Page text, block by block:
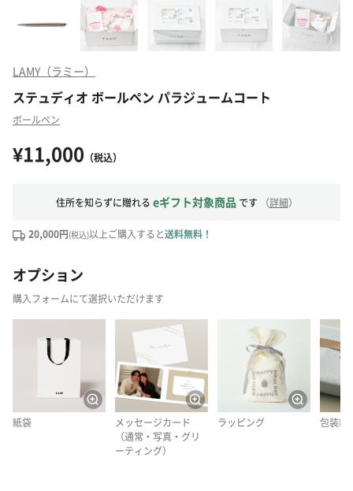
LAMY（ラミー）
ステュディオ ボールペン パラジュームコート
ボールペン
¥11,000 （税込）
住所を知らずに贈れる eギフト対象商品 です （詳細）
20,000円(税込)以上ご購入すると送料無料！
オプション
購入フォームにて選択いただけます
紙袋
メッセージカード
（通常・写真・グリ
ーティング）
ラッピング 包装紙